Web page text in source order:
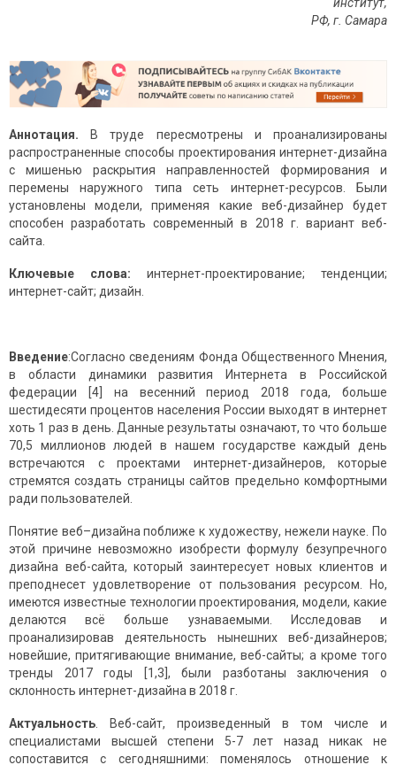
РФ, г. Самара
Аннотация. В труде пересмотрены и проанализированы
распространенные способы проектирования интернет-дизайна
с мишенью раскрытия направленностей формирования и
перемены наружного типа сеть интернет-ресурсов. Были
установлены модели, применяя какие веб-дизайнер будет
способен разработать современный в 2018 г. вариант веб-
сайта.
Ключевые слова: интернет-проектирование; тенденции;
интернет-сайт; дизайн.
Введение:Согласно сведениям Фонда Общественного Мнения,
в области динамики развития Интернета в Российской
федерации [4] на весенний период 2018 года, больше
шестидесяти процентов населения России выходят в интернет
хоть 1 раз в день. Данные результаты означают, то что больше
70,5 миллионов людей в нашем государстве каждый день
встречаются с проектами интернет-дизайнеров, которые
стремятся создать страницы сайтов предельно комфортными
ради пользователей.
Понятие веб–дизайна поближе к художеству, нежели науке. По
этой причине невозможно изобрести формулу безупречного
дизайна веб-сайта, который заинтересует новых клиентов и
преподнесет удовлетворение от пользования ресурсом. Но,
имеются известные технологии проектирования, модели, какие
делаются всё больше узнаваемыми. Исследовав и
проанализировав деятельность нынешних веб-дизайнеров;
новейшие, притягивающие внимание, веб-сайты; а кроме того
тренды 2017 годы [1,3], были разботаны заключения о
склонность интернет-дизайна в 2018 г.
Актуальность . Веб-сайт, произведенный в том числе и
специалистами высшей степени 5-7 лет назад никак не
сопоставится с сегодняшними: поменялось отношение к